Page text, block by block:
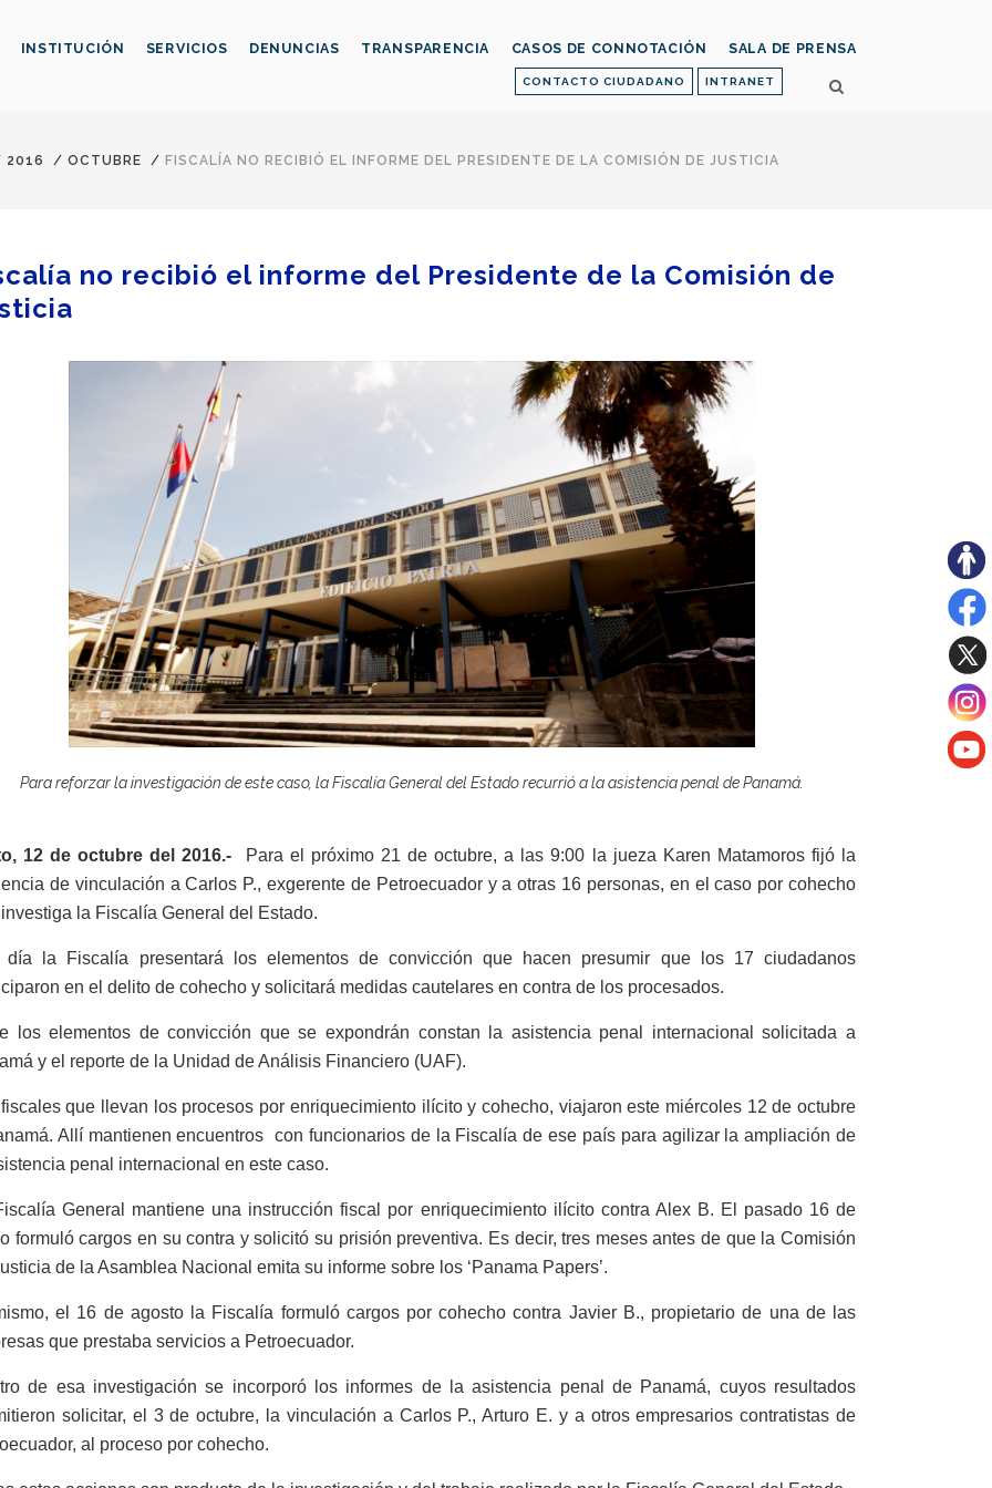
CONTACTO CIUDADANO INTRANET
INSTITUCIÓN SERVICIOS DENUNCIAS TRANSPARENCIA CASOS DE CONNOTACIÓN SALA DE PRENSA
2016 / OCTUBRE / FISCALÍA NO RECIBIÓ EL INFORME DEL PRESIDENTE DE LA COMISIÓN DE JUSTICIA
no recibió el informe del Presidente de la Comisión de
Para reforzar la investigación de este caso, la Fiscalía General del Estado recurrió a la asistencia penal de Panamá.
12 de octubre del 2016.- Para el próximo 21 de octubre, a las 9:00 la jueza Karen Matamoros fijó la
de vinculación a Carlos P., exgerente de Petroecuador y a otras 16 personas, en el caso por cohecho
la Fiscalía General del Estado.
día la Fiscalía presentará los elementos de convicción que hacen presumir que los 17 ciudadanos
en el delito de cohecho y solicitará medidas cautelares en contra de los procesados.
los elementos de convicción que se expondrán constan la asistencia penal internacional solicitada a
y el reporte de la Unidad de Análisis Financiero (UAF).
que llevan los procesos por enriquecimiento ilícito y cohecho, viajaron este miércoles 12 de octubre
Allí mantienen encuentros con funcionarios de la Fiscalía de ese país para agilizar la ampliación de
penal internacional en este caso.
General mantiene una instrucción fiscal por enriquecimiento ilícito contra Alex B. El pasado 16 de
formuló cargos en su contra y solicitó su prisión preventiva. Es decir, tres meses antes de que la Comisión
de la Asamblea Nacional emita su informe sobre los ‘Panama Papers’.
el 16 de agosto la Fiscalía formuló cargos por cohecho contra Javier B., propietario de una de las
que prestaba servicios a Petroecuador.
de esa investigación se incorporó los informes de la asistencia penal de Panamá, cuyos resultados
solicitar, el 3 de octubre, la vinculación a Carlos P., Arturo E. y a otros empresarios contratistas de
al proceso por cohecho.